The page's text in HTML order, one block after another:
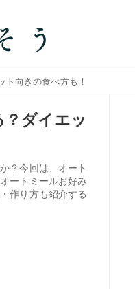
向きの食べ方も！
ダイエッ
？今回は、オート
ートミールお好み
作り方も紹介する